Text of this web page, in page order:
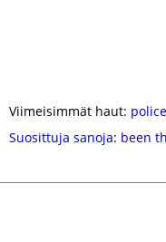
Viimeisimmät haut:
Suosittuja sanoja: been